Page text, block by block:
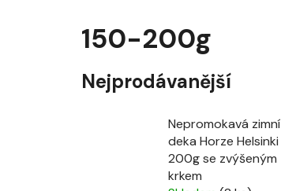
150-200g
Nejprodávanější
Nepromokavá zimní
deka Horze Helsinki
200g se zvýšeným
krkem